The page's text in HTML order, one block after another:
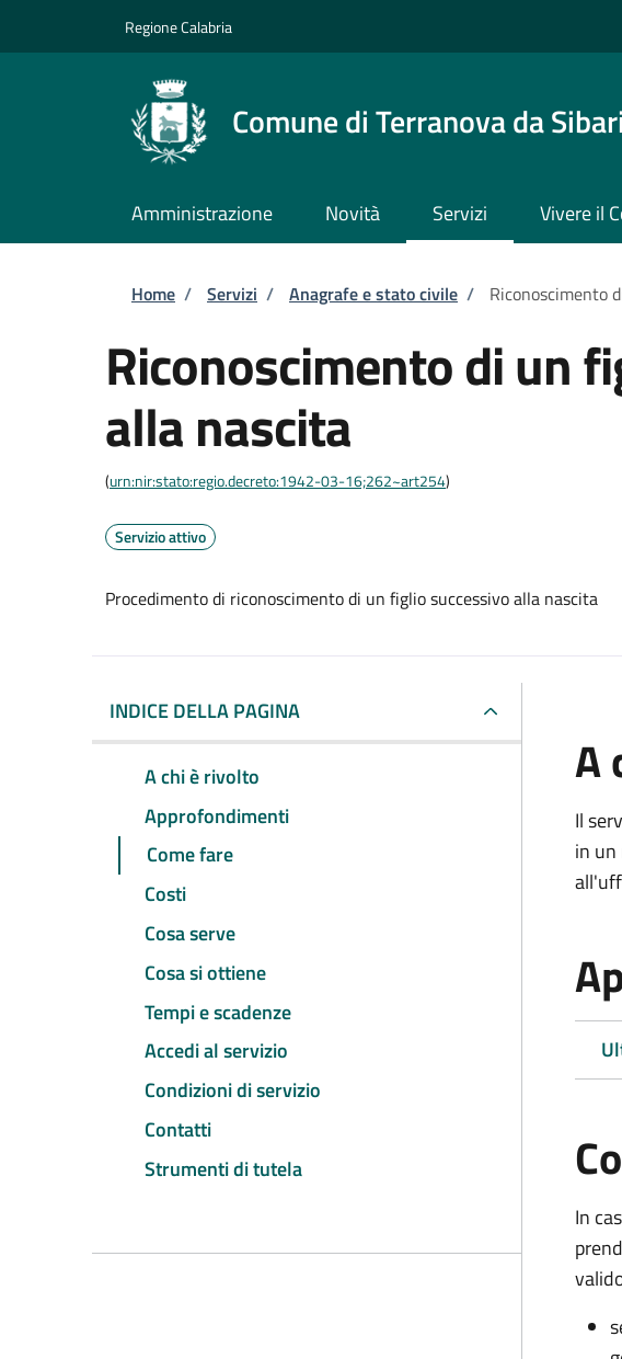
Regione Calabria
Comune di Terranova da Sibari
Amministrazione Novità Servizi Vivere il
Briciole di pane
Home / Servizi / Anagrafe e stato civile / Riconoscimento
Riconoscimento di un
alla nascita
(urn:nir:stato:regio.decreto:1942-03-16;262~art254)
Servizio attivo
Procedimento di riconoscimento di un figlio successivo alla nascita
INDICE DELLA PAGINA
A chi è rivolto
Approfondimenti
Come fare
Costi
Cosa serve
Cosa si ottiene
Tempi e scadenze
Accedi al servizio
Condizioni di servizio
Contatti
Strumenti di tutela
A
Il
in
In